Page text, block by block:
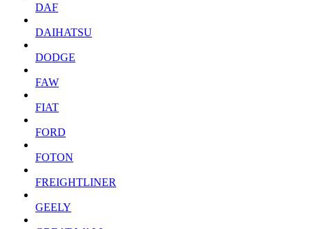
DAF
DAIHATSU
DODGE
FAW
FIAT
FORD
FOTON
FREIGHTLINER
GEELY